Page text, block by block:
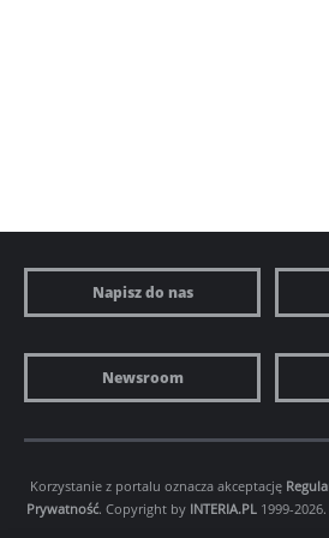
Napisz do nas
Newsroom
Korzystanie z portalu oznacza akceptację
Prywatność. Copyright by INTERIA.PL 1999-